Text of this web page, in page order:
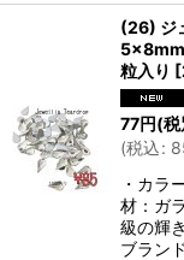
(26) ジ
5×8mm
粒入り [
77円(税
(税込:
・カラ
材：ガ
級の輝
ブラン